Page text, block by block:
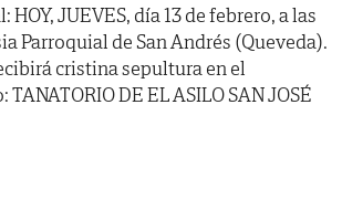
JUEVES, día 13 de febrero, a las
Parroquial de San Andrés (Queveda).
cristina sepultura en el
DE EL ASILO SAN JOSÉ